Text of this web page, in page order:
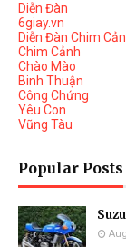
Diễn Đàn
6giay.vn
Diễn Đàn Chim
Chim Cảnh
Chào Mào
Binh Thuận
Công Chứng
Yêu Con
Vũng Tàu
Popular Posts